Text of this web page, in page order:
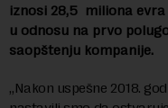
iznosi 28,5 miliona
u odnosu na prvo
saopštenju kompanije.
„Nakon uspešne 2018.